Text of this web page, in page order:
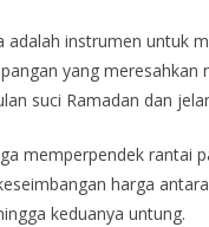
adalah instrumen untuk
yang meresahkan
suci Ramadan dan
memperpendek rantai
harga
keduanya untung.